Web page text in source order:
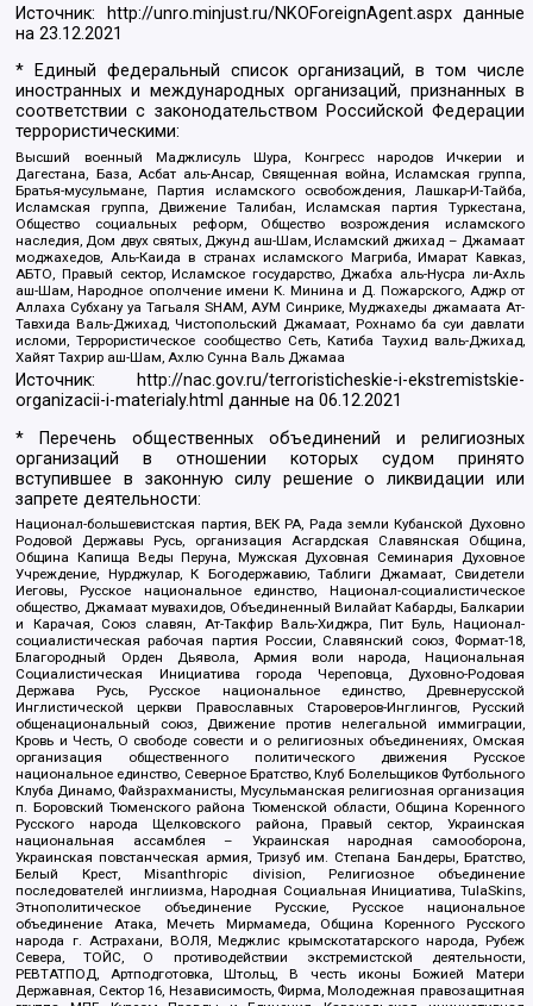
Источник: http://unro.minjust.ru/NKOForeignAgent.aspxданные
на23.12.2021
* Единый федеральный список организаций, в том числе
иностранных и международных организаций, признанных в
соответствии с законодательством Российской Федерации
террористическими:
Высший военный Маджлисуль Шура, Конгресс народов Ичкерии и
Дагестана, База, Асбат аль-Ансар, Священная война, Исламская группа,
Братья-мусульмане, Партия исламского освобождения, Лашкар-И-Тайба,
Исламская группа, Движение Талибан, Исламская партия Туркестана,
Общество социальных реформ, Общество возрождения исламского
наследия, Дом двух святых, Джунд аш-Шам, Исламский джихад – Джамаат
моджахедов, Аль-Каида в странах исламского Магриба, Имарат Кавказ,
АБТО, Правый сектор, Исламское государство, Джабха аль-Нусра ли-Ахль
аш-Шам, Народное ополчение имени К. Минина и Д. Пожарского, Аджр от
Аллаха Субхану уа Тагьаля SHAM, АУМ Синрике, Муджахеды джамаата Ат-
Тавхида Валь-Джихад, Чистопольский Джамаат, Рохнамо ба суи давлати
исломи, Террористическое сообщество Сеть, Катиба Таухид валь-Джихад,
Хайят Тахрир аш-Шам, Ахлю Сунна Валь Джамаа
Источник:
http://nac.gov.ru/terroristicheskie-i-ekstremistskie-
organizacii-i-materialy.html данные на06.12.2021
* Перечень общественных объединений и религиозных
организаций в отношении которых судом принято
вступившее в законную силу решение о ликвидации или
запрете деятельности:
Национал-большевистская партия, ВЕК РА, Рада земли Кубанской Духовно
Родовой Державы Русь, организация Асгардская Славянская Община,
Община Капища Веды Перуна, Мужская Духовная Семинария Духовное
Учреждение, Нурджулар, К Богодержавию, Таблиги Джамаат, Свидетели
Иеговы, Русское национальное единство, Национал-социалистическое
общество, Джамаат мувахидов, Объединенный Вилайат Кабарды, Балкарии
и Карачая, Союз славян, Ат-Такфир Валь-Хиджра, Пит Буль, Национал-
социалистическая рабочая партия России, Славянский союз, Формат-18,
Благородный Орден Дьявола, Армия воли народа, Национальная
Социалистическая Инициатива города Череповца, Духовно-Родовая
Держава Русь, Русское национальное единство, Древнерусской
Инглистической церкви Православных Староверов-Инглингов, Русский
общенациональный союз, Движение против нелегальной иммиграции,
Кровь и Честь, О свободе совести и о религиозных объединениях, Омская
организация общественного политического движения Русское
национальное единство, Северное Братство, Клуб Болельщиков Футбольного
Клуба Динамо, Файзрахманисты, Мусульманская религиозная организация
п. Боровский Тюменского района Тюменской области, Община Коренного
Русского народа Щелковского района, Правый сектор, Украинская
национальная ассамблея – Украинская народная самооборона,
Украинская повстанческая армия, Тризуб им. Степана Бандеры, Братство,
Белый Крест, Misanthropic division, Религиозное объединение
последователей инглиизма, Народная Социальная Инициатива, TulaSkins,
Этнополитическое объединение Русские, Русское национальное
объединение Атака, Мечеть Мирмамеда, Община Коренного Русского
народа г. Астрахани, ВОЛЯ, Меджлис крымскотатарского народа, Рубеж
Севера, ТОЙС, О противодействии экстремистской деятельности,
РЕВТАТПОД, Артподготовка, Штольц, В честь иконы Божией Матери
Державная, Сектор 16, Независимость, Фирма, Молодежная правозащитная